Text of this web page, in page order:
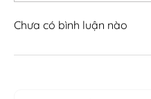
Chưa có bình luận nào